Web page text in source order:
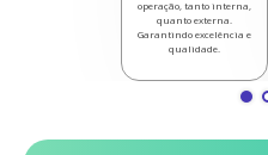
operação, tanto interna,
quanto externa.
Garantindo excelência e
qualidade.